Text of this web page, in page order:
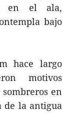
en el ala,
bajo
hace largo
motivos
en
de la antigua